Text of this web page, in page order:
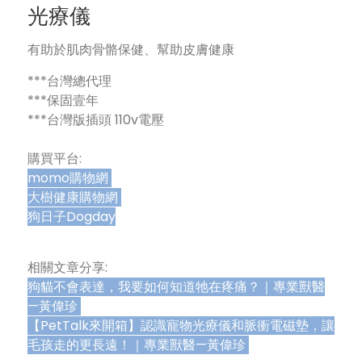
光療儀
有助於肌肉骨骼保健、幫助皮膚健康
***台灣總代理
***保固壹年
***台灣版插頭 110v電壓
購買平台:
momo購物網
大樹健康購物網
狗日子Dogday
相關文章分享:
狗貓不會表達，我要如何知道牠在疼痛？｜專業獸醫
—黃偉珍
【PetTalk來開箱】認識寵物光療儀和脈衝電磁墊，讓
毛孩走的更長遠！｜專業獸醫—黃偉珍